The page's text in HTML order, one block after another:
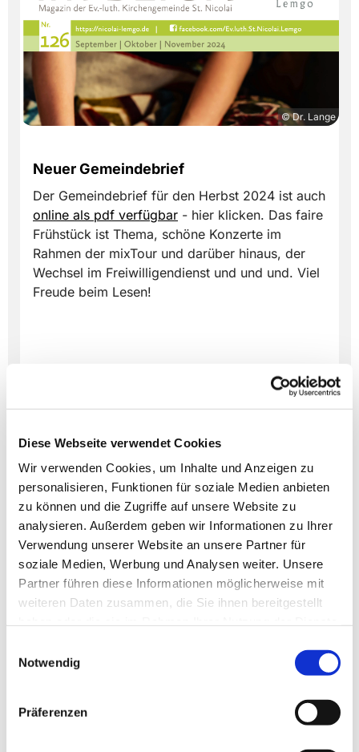
Diese Webseite verwendet Cookies
Wir verwenden Cookies, um Inhalte und Anzeigen zu
personalisieren, Funktionen für soziale Medien anbieten
zu können und die Zugriffe auf unsere Website zu
analysieren. Außerdem geben wir Informationen zu Ihrer
Verwendung unserer Website an unsere Partner für
soziale Medien, Werbung und Analysen weiter. Unsere
Partner führen diese Informationen möglicherweise mit
weiteren Daten zusammen, die Sie ihnen bereitgestellt
Notwendig
Präferenzen
© Dr. Lange
Neuer Gemeindebrief
Der Gemeindebrief für den Herbst 2024 ist auch
online als pdf verfügbar - hier klicken. Das faire
Frühstück ist Thema, schöne Konzerte im
Rahmen der mixTour und darüber hinaus, der
Wechsel im Freiwilligendienst und und und. Viel
Freude beim Lesen!
interessieren